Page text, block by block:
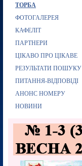
ТОРБА
ФОТОГАЛЕРЕЯ
КАФЕЛІТ
ПАРТНЕРИ
ЦІКАВО ПРО ЦІКАВЕ
РЕЗУЛЬТАТИ ПОШУКУ
ПИТАННЯ-ВІДПОВІДІ
АНОНС НОМЕРУ
НОВИНИ